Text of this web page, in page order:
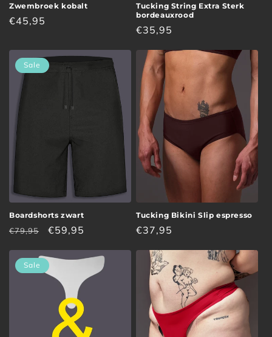
Zwembroek kobalt
Normale
€45,95
Tucking String Extra Sterk
bordeauxrood
Normale
€35,95
Sale
Boardshorts zwart
Normale
€79,95 Aanbiedingsprijs
€59,95
Tucking Bikini Slip espresso
Normale
€37,95
Sale